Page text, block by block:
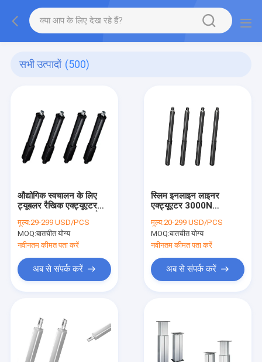
सभी उत्पादों (500)
औद्योगिक स्वचालन के लिए
ट्यूबलर रैखिक एक्ट्यूएटर
मोटर
मूल्य:29-299 USD/PCS
MOQ:बातचीत योग्य
नवीनतम कीमत पता करें
अब से संपर्क करें
स्लिम इनलाइन लाइनर
एक्ट्यूएटर 3000N
24V डीसी
मूल्य:20-299 USD/PCS
MOQ:बातचीत योग्य
नवीनतम कीमत पता करें
अब से संपर्क करें